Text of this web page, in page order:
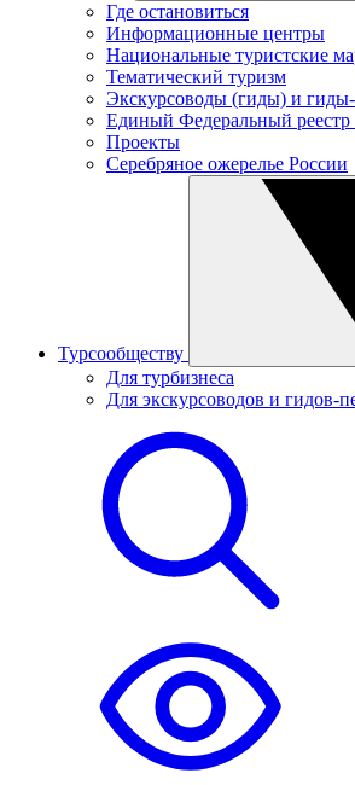
Где остановиться
Информационные центры
Национальные туристские
Тематический туризм
Экскурсоводы (гиды) и
Единый Федеральный реестр
Проекты
Серебряное ожерелье России
Турсообществу
Для турбизнеса
Для экскурсоводов и гидов-